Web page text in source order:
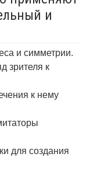
и
и симметрии.
зрителя к
к нему
для создания